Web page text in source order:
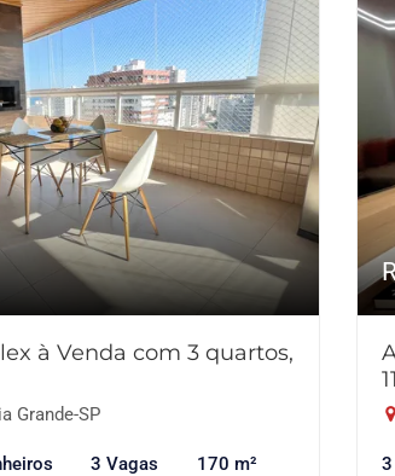
à Venda com 3 quartos,
Grande-SP
3 Vagas 170 m²